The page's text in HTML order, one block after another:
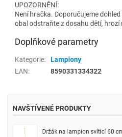
UPOZORNĚNÍ:
Není hračka. Doporučujeme
obal odstraňte z dosahu dětí, hrozí
Doplňkové parametry
Kategorie:
Lampiony
EAN: 8590331334322
NAVŠTÍVENÉ PRODUKTY
Držák na lampion svíticí 60